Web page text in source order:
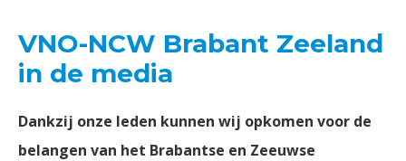
VNO-NCW Brabant Zeeland
in de media
Dankzij onze leden kunnen wij opkomen voor de
belangen van het Brabantse en Zeeuwse